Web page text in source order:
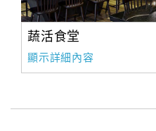
蔬活食堂
顯示詳細內容